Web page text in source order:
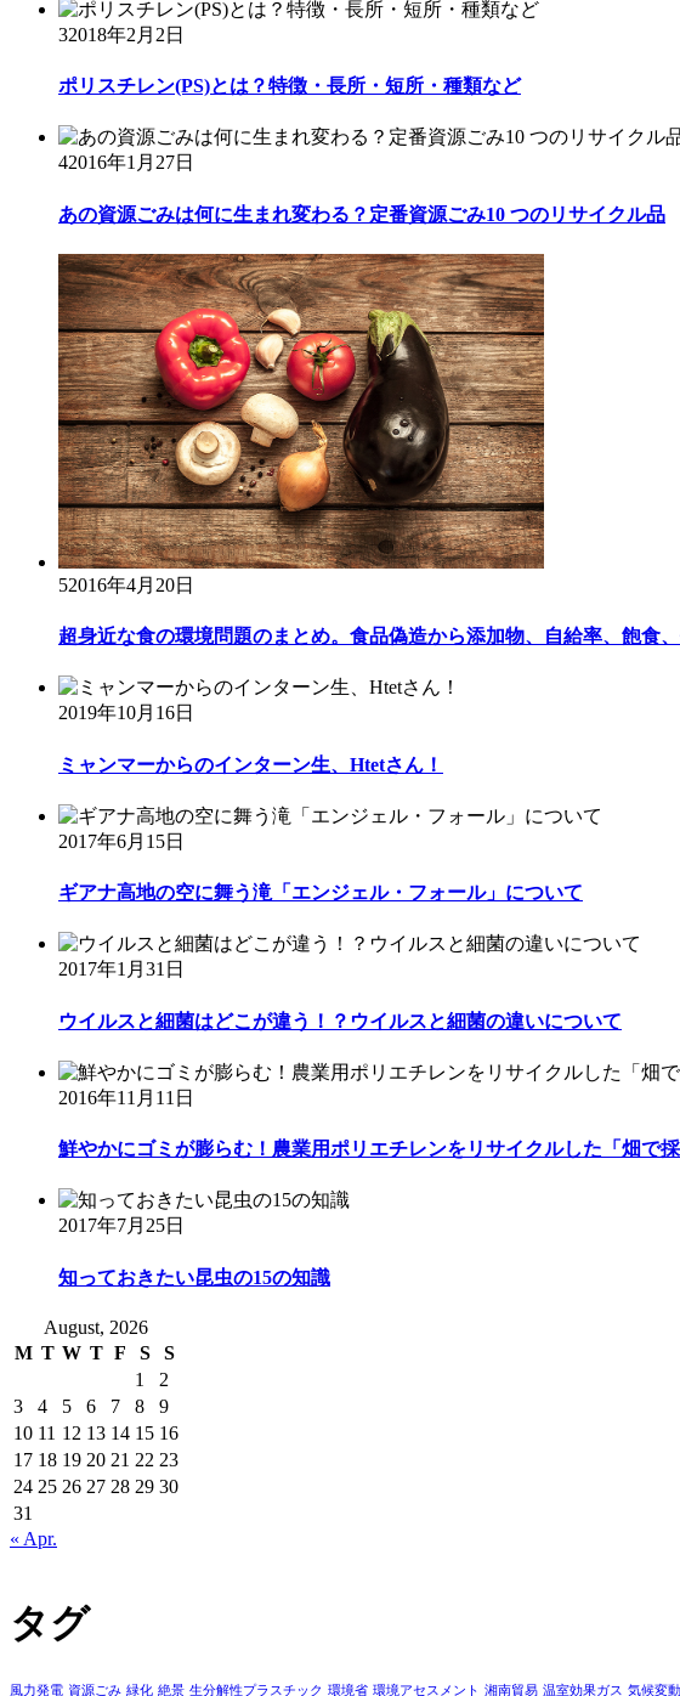
32018年2月2日
ポリスチレン(PS)とは？特徴・長所・短所・種類など
42016年1月27日
あの資源ごみは何に生まれ変わる？定番資源ごみ10 つのリサイクル品
52016年4月20日
超身近な食の環境問題のまとめ。食品偽造から添加物、自給率、飽食
2019年10月16日
ミャンマーからのインターン生、Htetさん！
2017年6月15日
ギアナ高地の空に舞う滝「エンジェル・フォール」について
2017年1月31日
ウイルスと細菌はどこが違う！？ウイルスと細菌の違いについて
2016年11月11日
鮮やかにゴミが膨らむ！農業用ポリエチレンをリサイクルした「畑で
2017年7月25日
知っておきたい昆虫の15の知識
August, 2026
M T W T F S
S
1
2
3
4 5 6 7 8
9
10 11 12 13 14 15 16
17 18 19 20 21 22 23
24 25 26 27 28 29 30
31
« Apr.
タグ
風力発電 資源ごみ 緑化 絶景 生分解性プラスチック 環境省 環境アセスメント 湘南貿易 温室効果ガス 気候変動